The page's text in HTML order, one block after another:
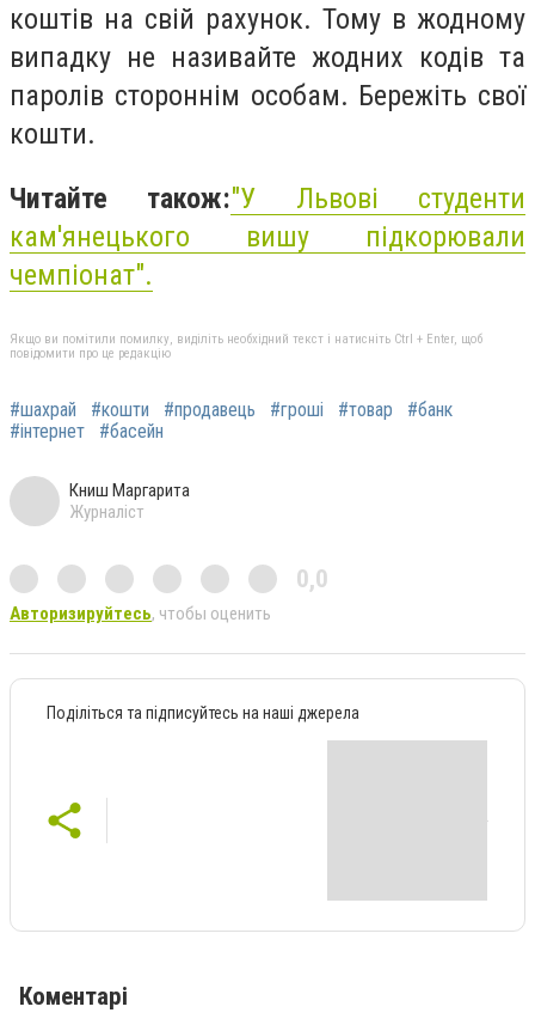
коштів на свій рахунок. Тому в жодному
випадку не називайте жодних кодів та
паролів стороннім особам. Бережіть свої
кошти.
Читайте також:"У Львові студенти
кам'янецького вишу підкорювали
чемпіонат".
Якщо ви помітили помилку, виділіть необхідний текст і натисніть Ctrl + Enter, щоб
повідомити про це редакцію
#шахрай #кошти #продавець #гроші #товар
#банк
#інтернет
#басейн
Книш Маргарита
Журналіст
0,0
Авторизируйтесь, чтобы оценить
Поділіться та підписуйтесь на наші джерела
Коментарі